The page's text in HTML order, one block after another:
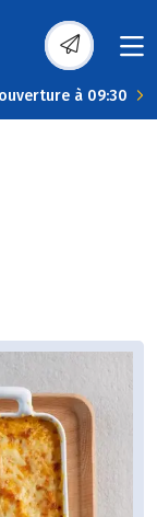
à 09:30